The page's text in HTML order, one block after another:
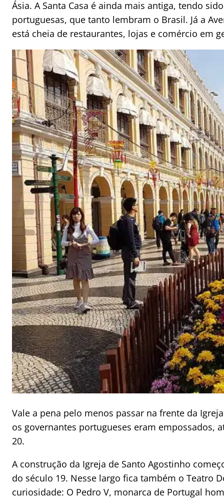
Ásia. A Santa Casa é ainda mais antiga, tendo
portuguesas, que tanto lembram o Brasil. Já a
está cheia de restaurantes, lojas e comércio em
Vale a pena pelo menos passar na frente da
os governantes portugueses eram empossados,
20.
A construção da Igreja de Santo Agostinho
do século 19. Nesse largo fica também o Teatro
curiosidade: O Pedro V, monarca de Portugal